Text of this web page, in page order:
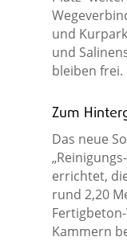
und
und
bleiben frei.
Zum
Das neue
errichtet,
rund 2,20
Kammern